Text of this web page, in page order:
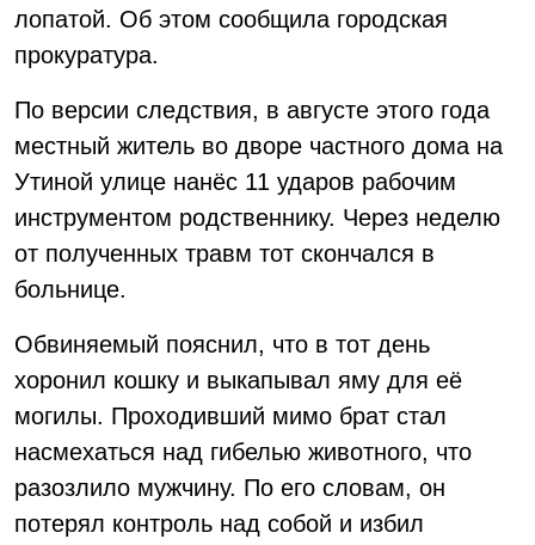
лопатой. Об этом сообщила городская
прокуратура.
По версии следствия, в августе этого года
местный житель во дворе частного дома на
Утиной улице нанёс 11 ударов рабочим
инструментом родственнику. Через неделю
от полученных травм тот скончался в
больнице.
Обвиняемый пояснил, что в тот день
хоронил кошку и выкапывал яму для её
могилы. Проходивший мимо брат стал
насмехаться над гибелью животного, что
разозлило мужчину. По его словам, он
потерял контроль над собой и избил